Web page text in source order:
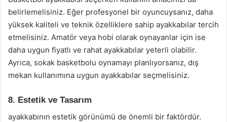
belirlemelisiniz. Eğer profesyonel bir oyuncuysanız, daha
yüksek kaliteli ve teknik özelliklere sahip ayakkabılar tercih
etmelisiniz. Amatör veya hobi olarak oynayanlar için ise
daha uygun fiyatlı ve rahat ayakkabılar yeterli olabilir.
Ayrıca, sokak basketbolu oynamayı planlıyorsanız, dış
mekan kullanımına uygun ayakkabılar seçmelisiniz.
8. Estetik ve Tasarım
ayakkabının estetik görünümü de önemli bir faktördür.